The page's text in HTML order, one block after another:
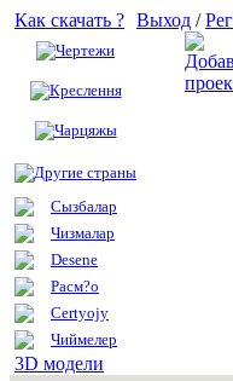
Как скачать ?
Чертежи
Креслення
Чарцяжы
Другие страны
Сызбалар
Чизмалар
Desene
Расм?о
Certyojy
Чиймелер
3D модели
Выход /